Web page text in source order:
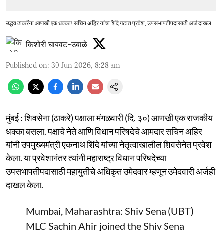
उद्धव ठाकरेंना आणखी एक धक्का! सचिन अहिर यांचा शिंदे गटात प्रवेश, उपसभापतीपदासाठी अर्ज दाखल
किशोरी घायवट-उबाळे
Published on: 30 Jun 2026, 8:28 am
मुंबई : शिवसेना (ठाकरे) पक्षाला मंगळवारी (दि. ३०) आणखी एक राजकीय
धक्का बसला. पक्षाचे नेते आणि विधान परिषदेचे आमदार सचिन अहिर
यांनी उपमुख्यमंत्री एकनाथ शिंदे यांच्या नेतृत्वाखालील शिवसेनेत प्रवेश
केला. या प्रवेशानंतर त्यांनी महाराष्ट्र विधान परिषदेच्या
उपसभापतीपदासाठी महायुतीचे अधिकृत उमेदवार म्हणून उमेदवारी अर्जही
दाखल केला.
Mumbai, Maharashtra: Shiv Sena (UBT)
MLC Sachin Ahir joined the Shiv Sena